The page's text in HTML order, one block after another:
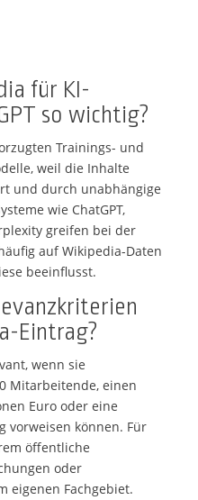
für KI-
so wichtig?
Trainings- und
weil die Inhalte
und durch unabhängige
wie ChatGPT,
greifen bei der
auf Wikipedia-Daten
beeinflusst.
Eintrag?
wenn sie
Mitarbeitende, einen
Euro oder eine
vorweisen können. Für
öffentliche
oder
eigenen Fachgebiet.